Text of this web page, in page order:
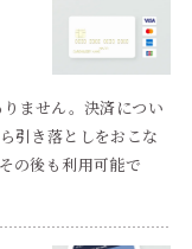
ません。決済につい
引き落としをおこな
の後も利用可能で